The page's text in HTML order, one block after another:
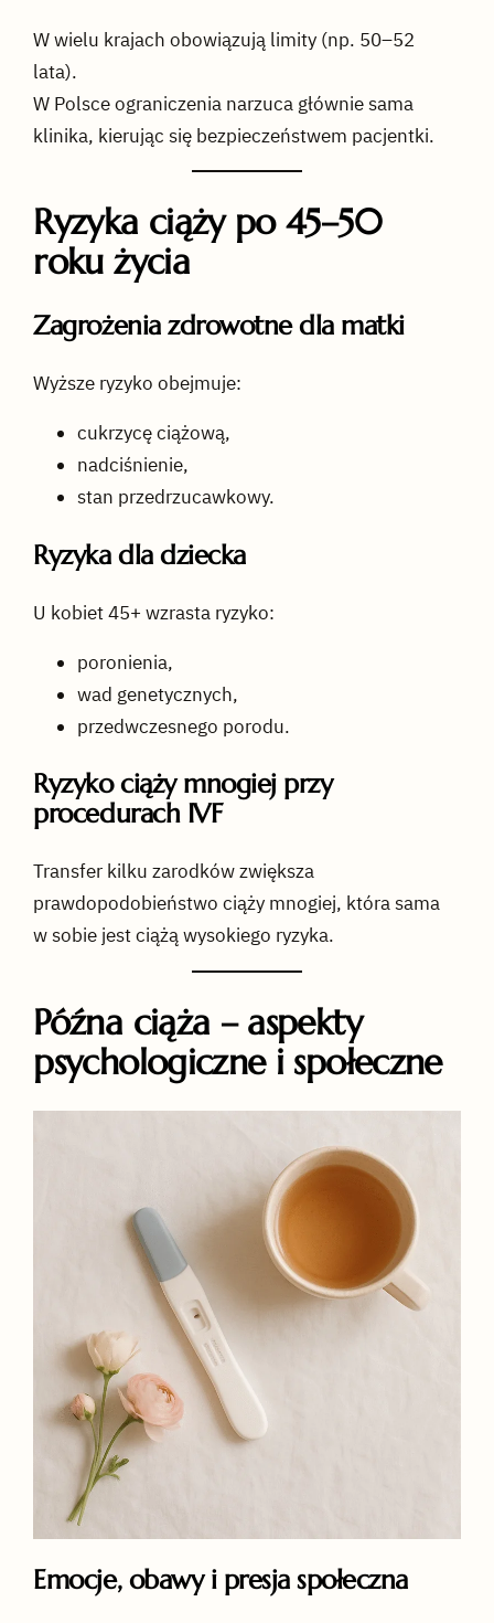
W wielu krajach obowiązują limity (np. 50–52
lata).
W Polsce ograniczenia narzuca głównie sama
klinika, kierując się bezpieczeństwem pacjentki.
Ryzyka ciąży po 45–50
roku życia
Zagrożenia zdrowotne dla matki
Wyższe ryzyko obejmuje:
cukrzycę ciążową,
nadciśnienie,
stan przedrzucawkowy.
Ryzyka dla dziecka
U kobiet 45+ wzrasta ryzyko:
poronienia,
wad genetycznych,
przedwczesnego porodu.
Ryzyko ciąży mnogiej przy
procedurach IVF
Transfer kilku zarodków zwiększa
prawdopodobieństwo ciąży mnogiej, która sama
w sobie jest ciążą wysokiego ryzyka.
Późna ciąża – aspekty
psychologiczne i społeczne
Emocje, obawy i presja społeczna